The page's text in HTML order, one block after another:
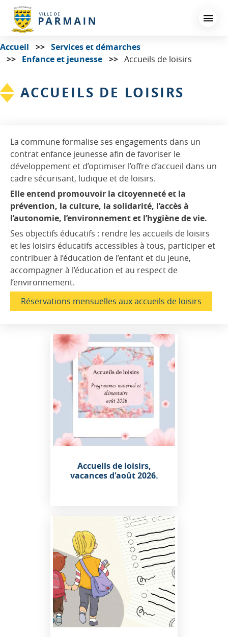
principal
Accueil
Services et démarches
Enfance et jeunesse
Accueils de loisirs
ACCUEILS DE LOISIRS
La commune formalise ses engagements dans un
contrat enfance jeunesse afin de favoriser le
développement et d’optimiser l’offre d’accueil dans un
cadre sécurisant, ludique et de loisirs.
Elle entend promouvoir la citoyenneté et la
prévention, la culture, la solidarité, l’accès à
l’autonomie, l’environnement et l’hygiène de vie.
Ses objectifs éducatifs : rendre les accueils de loisirs
et les loisirs éducatifs accessibles à tous, participer et
contribuer à l’éducation de l’enfant et du jeune,
accompagner à l’éducation et au respect de
l’environnement.
Réservations mensuelles aux accueils de loisirs
Accueils de loisirs,
vacances d'août 2026.